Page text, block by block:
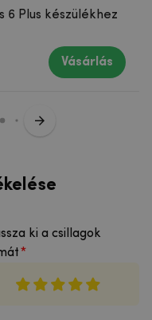
6 Plus készülékhez
Vásárlás
ki a csillagok